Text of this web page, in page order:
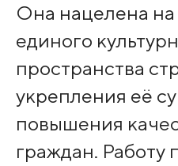
Она нацелена
единого
пространства
укрепления её
повышения
граждан. Работу